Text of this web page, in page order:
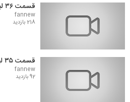
قسمت ۳۶ لیلا
fannew
218 بازدید
قسمت ۳۵ لیلا
fannew
92 بازدید